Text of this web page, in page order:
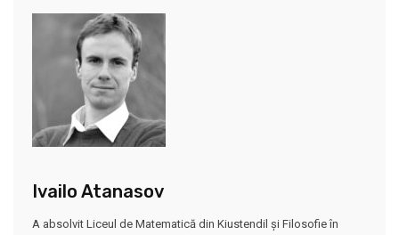
Ivailo Atanasov
A absolvit Liceul de Matematică din Kiustendil și Filosofie în